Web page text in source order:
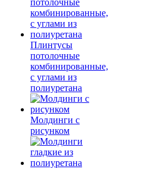
Плинтусы
потолочные
комбинированные,
с углами из
полиуретана
Молдинги c
рисунком